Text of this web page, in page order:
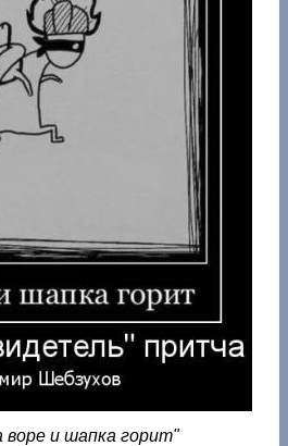
воре и шапка горит"